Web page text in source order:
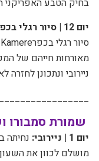
בחיק הטבע האפריקני
יום 12
| סיור רגלי
סיור רגלי בכפרKamere
מאורחות חייהם של
ניירובי ונתכונן לחזרה
שמורת סמבורו
יום 1 | ניירובי:
נחיתה
מושלם לכוון את